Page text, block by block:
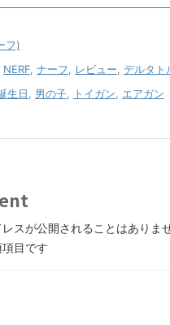
フ)
NERF, ナーフ, レビュー, デルタト
生日, 男の子, トイガン, エアガン
レスが公開されることはありませ
目です